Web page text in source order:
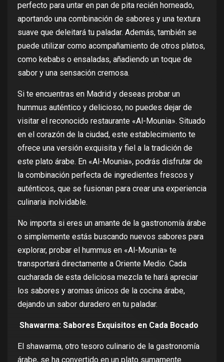
perfecto para untar en pan de pita recién horneado,
aportando una combinación de sabores y una textura
suave que deleitará tu paladar. Además, también se
puede utilizar como acompañamiento de otros platos,
como kebabs o ensaladas, añadiendo un toque de
sabor y una sensación cremosa.
Si te encuentras en Madrid y deseas probar un
hummus auténtico y delicioso, no puedes dejar de
visitar el reconocido restaurante «Al-Mounia». Situado
en el corazón de la ciudad, este establecimiento te
ofrece una versión exquisita y fiel a la tradición de
este plato árabe. En «Al-Mounia», podrás disfrutar de
la combinación perfecta de ingredientes frescos y
auténticos, que se fusionan para crear una experiencia
culinaria inolvidable.
No importa si eres un amante de la gastronomía árabe
o simplemente estás buscando nuevos sabores para
explorar, probar el hummus en «Al-Mounia» te
transportará directamente a Oriente Medio. Cada
cucharada de esta deliciosa mezcla te hará apreciar
los sabores y aromas únicos de la cocina árabe,
dejando un sabor duradero en tu paladar.
Shawarma: Sabores Exquisitos en Cada Bocado
El shawarma, otro tesoro culinario de la gastronomía
árabe, se ha convertido en un plato sumamente